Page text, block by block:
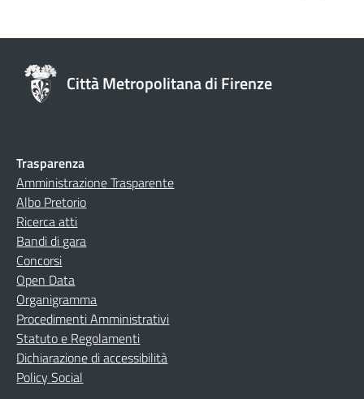
Città Metropolitana di Firenze
Trasparenza
Amministrazione Trasparente
Albo Pretorio
Ricerca atti
Bandi di gara
Concorsi
Open Data
Organigramma
Procedimenti Amministrativi
Statuto e Regolamenti
Dichiarazione di accessibilità
Policy Social